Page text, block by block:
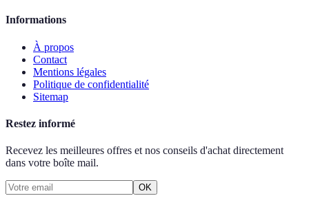
Informations
À propos
Contact
Mentions légales
Politique de confidentialité
Sitemap
Restez informé
Recevez les meilleures offres et nos conseils d'achat directement
dans votre boîte mail.
OK